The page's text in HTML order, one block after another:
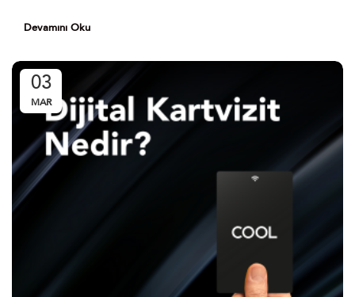
Devamını Oku
03
MAR